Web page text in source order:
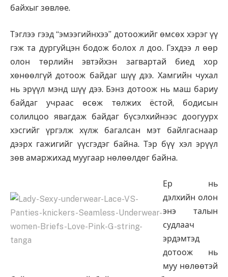
байхыг зөвлөе.
Тэглээ гээд “эмээгийнхээ” дотоожийг өмсөх хэрэг үү
гэж та дургуйцэн бодож болох л доо. Гэхдээ л өөр
олон төрлийн эвтэйхэн загвартай биед хор
хөнөөлгүй дотоож байдаг шүү дээ. Хамгийн чухал
нь эрүүл мэнд шүү дээ. Бэнз дотоож нь маш бариу
байдаг учраас өсөж төлжих ёстой, бодисын
солилцоо явагдаж байдаг бүсэлхийнээс доогуурх
хэсгийг үргэлж хүлж багалсан мэт байлгаснаар
дээрх гажигийг үүсгэдэг байна. Тэр бүү хэл эрүүл
зөв амаржихад муугаар нөлөөлдөг байна.
Ер нь
дэлхийн олон
энэ талын
судлаач
эрдэмтэд
дотоож нь
муу нөлөөтэй